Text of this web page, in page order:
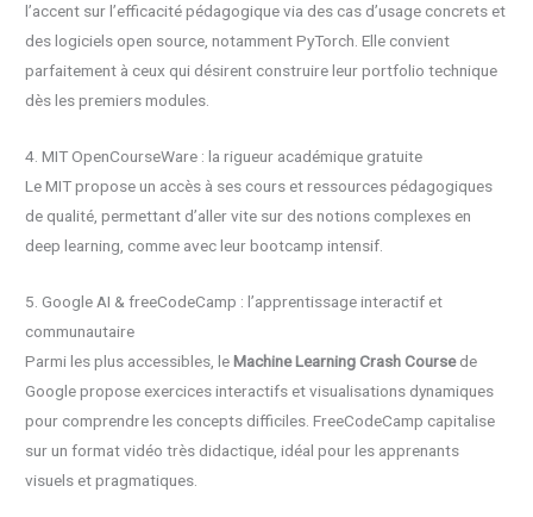
l’accent sur l’efficacité pédagogique via des cas d’usage concrets et
des logiciels open source, notamment PyTorch. Elle convient
parfaitement à ceux qui désirent construire leur portfolio technique
dès les premiers modules.
4. MIT OpenCourseWare : la rigueur académique gratuite
Le MIT propose un accès à ses cours et ressources pédagogiques
de qualité, permettant d’aller vite sur des notions complexes en
deep learning, comme avec leur bootcamp intensif.
5. Google AI & freeCodeCamp : l’apprentissage interactif et
communautaire
Parmi les plus accessibles, leMachine Learning Crash Coursede
Google propose exercices interactifs et visualisations dynamiques
pour comprendre les concepts difficiles. FreeCodeCamp capitalise
sur un format vidéo très didactique, idéal pour les apprenants
visuels et pragmatiques.